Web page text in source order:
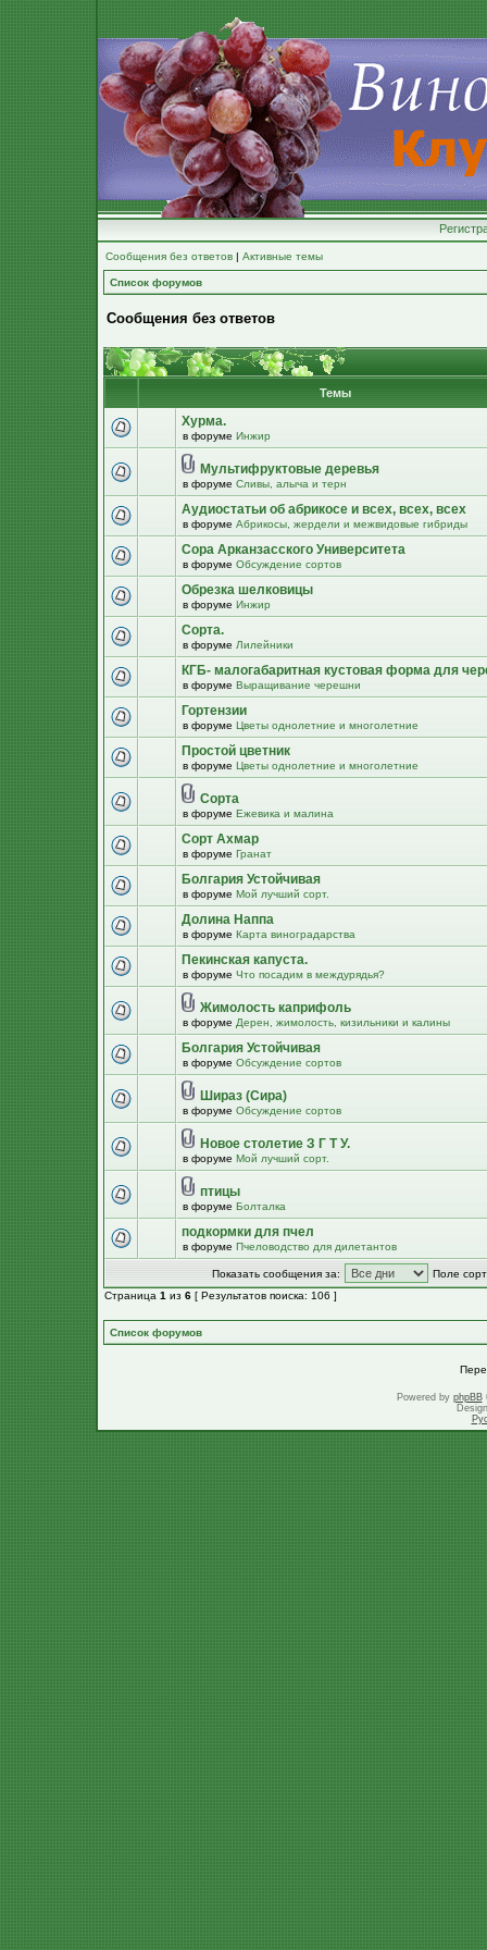
Сообщения без ответов | Активные темы
Список форумов
Сообщения без ответов
Темы
Хурма.
в форуме Инжир
Мультифруктовые деревья
в форуме Сливы, алыча и терн
Аудиостатьи об абрикосе и всех, всех, всех
в форуме Абрикосы, жердели и межвидовые гибриды
Сора Арканзасского Университета
в форуме Обсуждение сортов
Обрезка шелковицы
в форуме Инжир
Сорта.
в форуме Лилейники
КГБ- малогабаритная кустовая форма для
в форуме Выращивание черешни
Гортензии
в форуме Цветы однолетние и многолетние
Простой цветник
в форуме Цветы однолетние и многолетние
Сорта
в форуме Ежевика и малина
Сорт Ахмар
в форуме Гранат
Болгария Устойчивая
в форуме Мой лучший сорт.
Долина Наппа
в форуме Карта виноградарства
Пекинская капуста.
в форуме Что посадим в междурядья?
Жимолость каприфоль
в форуме Дерен, жимолость, кизильники и калины
Болгария Устойчивая
в форуме Обсуждение сортов
Шираз (Сира)
в форуме Обсуждение сортов
Новое столетие З Г Т У.
в форуме Мой лучший сорт.
птицы
в форуме Болталка
подкормки для пчел
в форуме Пчеловодство для дилетантов
Показать сообщения за:
Поле
Страница 1 из 6 [ Результатов поиска: 106 ]
Список форумов
Powered by phpBB